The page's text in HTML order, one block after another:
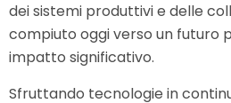
dei sistemi produttivi e delle
compiuto oggi verso un futuro
impatto significativo.
Sfruttando tecnologie in